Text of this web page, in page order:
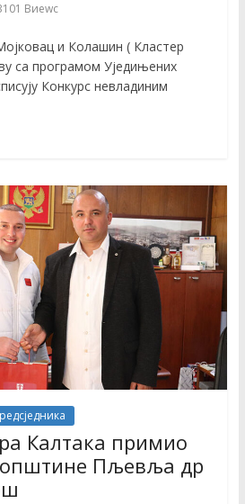
Виеwс
и Колашин ( Кластер
са програмом Уједињених
Конкурс невладиним
Калтака примио
општине Пљевља др